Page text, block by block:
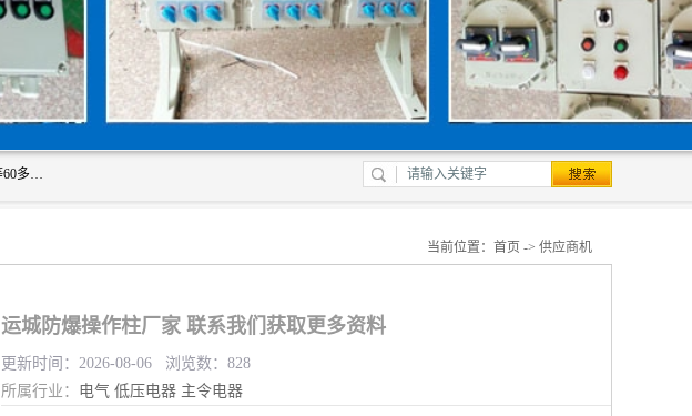
浙创防爆公司产品得到了 国内外广大用户的青眯，销售网络遍布全国各地及远销东南亚，非洲，中东，大洋州等60多个国家和地区，并初步建立起以中国大陆为总部的全球营销体系。 专业生产：防爆电气，BXMD系列防爆照明动力配电箱，BJX防爆接线箱，BKX防爆控制箱，防爆检修电源箱，防爆开关箱，不锈钢防爆箱，201/304/316不锈钢防爆配电箱系列， 防爆防腐系列，防爆防腐操作柱，防爆防腐控制箱 浙创防爆
当前位置： 首页 -> 供应商机
运城防爆操作柱厂家 联系我们获取更多资料
更新时间：2026-08-06 浏览数：828
所属行业： 电气 低压电器 主令电器